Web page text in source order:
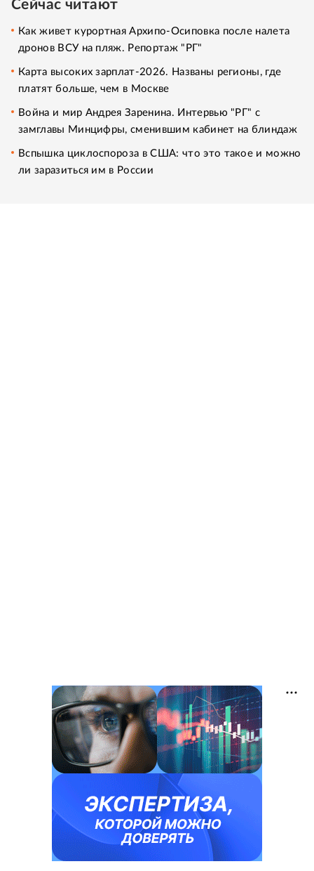
Сейчас читают
Как живет курортная Архипо-Осиповка после налета
дронов ВСУ на пляж. Репортаж "РГ"
Карта высоких зарплат-2026. Названы регионы, где
платят больше, чем в Москве
Война и мир Андрея Заренина. Интервью "РГ" с
замглавы Минцифры, сменившим кабинет на блиндаж
Вспышка циклоспороза в США: что это такое и можно
ли заразиться им в России